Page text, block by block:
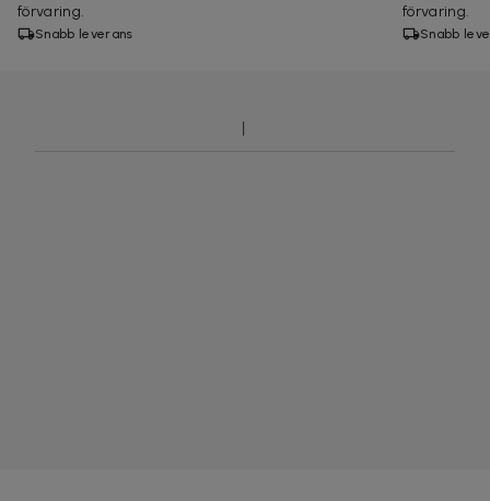
förvaring.
Snabb leverans
förvaring.
Snabb